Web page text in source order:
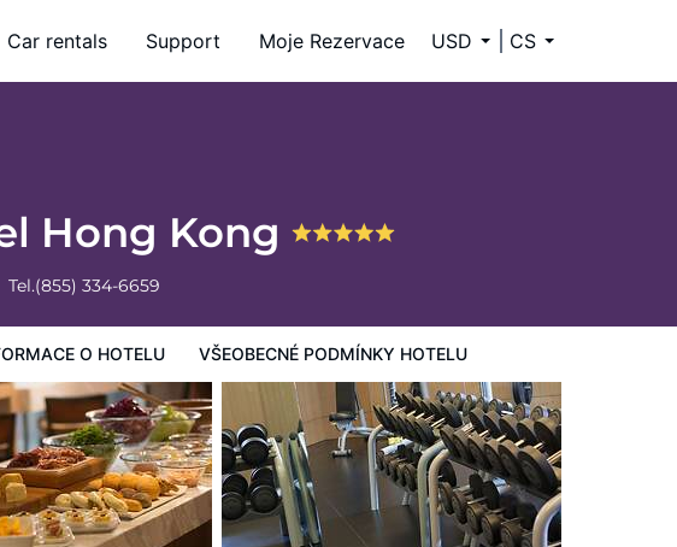
Car rentals Support Moje Rezervace USD CS
Hong Kong
Tel.(855) 334-6659
O HOTELU VŠEOBECNÉ PODMÍNKY HOTELU
hotelu